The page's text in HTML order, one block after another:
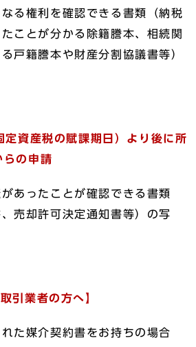
る権利を確認できる書類（納税
ことが分かる除籍謄本、相続関
戸籍謄本や財産分割協議書等）
定資産税の賦課期日）より後に所
らの申請
あったことが確認できる書類
、売却許可決定通知書等）の写
引業者の方へ】
た媒介契約書をお持ちの場合